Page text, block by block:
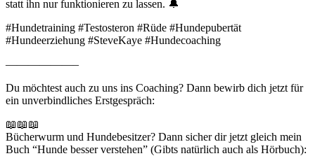
statt ihn nur funktionieren zu lassen. 🔔
#Hundetraining #Testosteron #Rüde #Hundepubertät
#Hundeerziehung #SteveKaye #Hundecoaching
——————–
Du möchtest auch zu uns ins Coaching? Dann bewirb dich jetzt für
ein unverbindliches Erstgespräch:
📖📖📖
Bücherwurm und Hundebesitzer? Dann sicher dir jetzt gleich mein
Buch “Hunde besser verstehen” (Gibts natürlich auch als Hörbuch):